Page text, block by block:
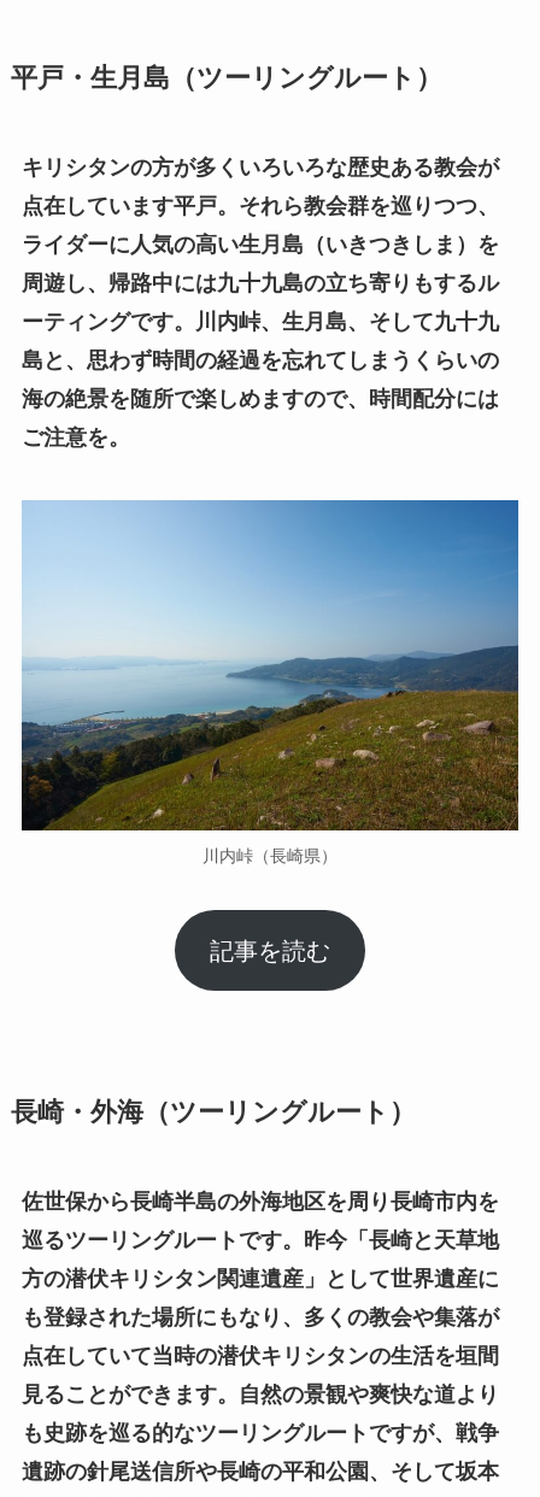
平戸・生月島（ツーリングルート）
キリシタンの方が多くいろいろな歴史ある教会が
点在しています平戸。それら教会群を巡りつつ、
ライダーに人気の高い生月島（いきつきしま）を
周遊し、帰路中には九十九島の立ち寄りもするル
ーティングです。川内峠、生月島、そして九十九
島と、思わず時間の経過を忘れてしまうくらいの
海の絶景を随所で楽しめますので、時間配分には
ご注意を。
川内峠（長崎県）
記事を読む
長崎・外海（ツーリングルート）
佐世保から長崎半島の外海地区を周り長崎市内を
巡るツーリングルートです。昨今「長崎と天草地
方の潜伏キリシタン関連遺産」として世界遺産に
も登録された場所にもなり、多くの教会や集落が
点在していて当時の潜伏キリシタンの生活を垣間
見ることができます。自然の景観や爽快な道より
も史跡を巡る的なツーリングルートですが、戦争
遺跡の針尾送信所や長崎の平和公園、そして坂本